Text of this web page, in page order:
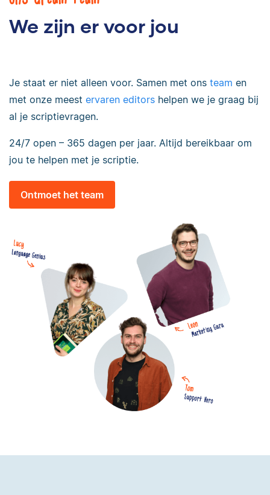
We zijn er voor jou
Je staat er niet alleen voor. Samen met ons team en
met onze meest ervaren editors helpen we je graag bij
al je scriptievragen.
24/7 open – 365 dagen per jaar. Altijd bereikbaar om
jou te helpen met je scriptie.
Ontmoet het team